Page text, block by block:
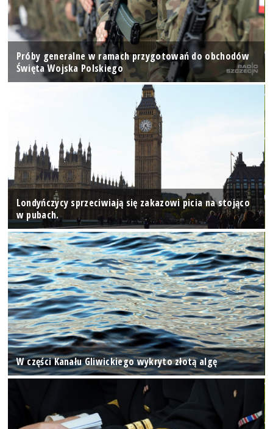
Próby generalne w ramach przygotowań do obchodów
Święta Wojska Polskiego
Londyńczycy sprzeciwiają się zakazowi picia na stojąco
w pubach.
W części Kanału Gliwickiego wykryto złotą algę